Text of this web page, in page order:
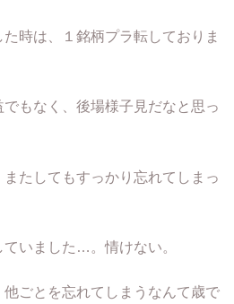
時は、１銘柄プラ転しておりま
もなく、後場様子見だなと思っ
たしてもすっかり忘れてしまっ
いました…。情けない。
ごとを忘れてしまうなんて歳で